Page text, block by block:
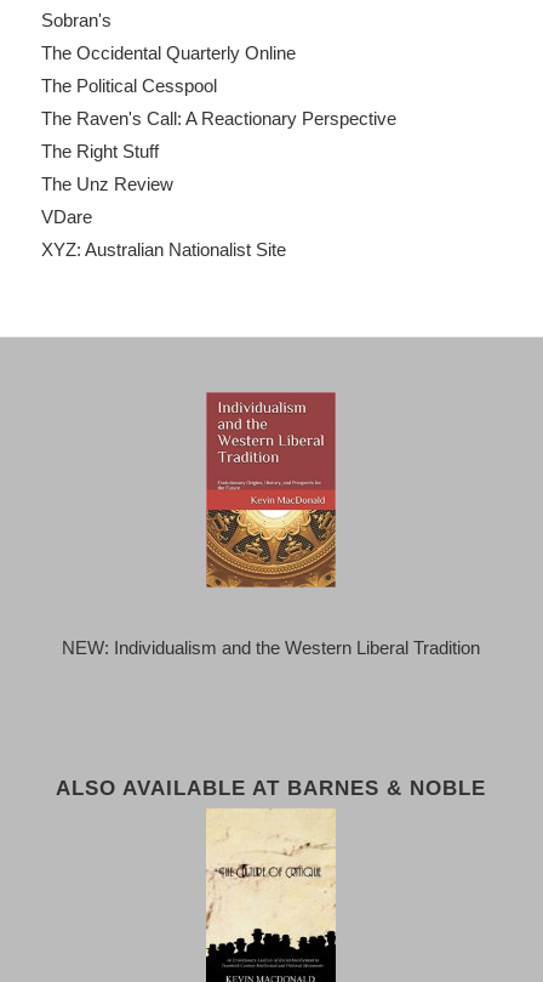
Sobran's
The Occidental Quarterly Online
The Political Cesspool
The Raven's Call: A Reactionary Perspective
The Right Stuff
The Unz Review
VDare
XYZ: Australian Nationalist Site
NEW: Individualism and the Western Liberal Tradition
ALSO AVAILABLE AT BARNES & NOBLE